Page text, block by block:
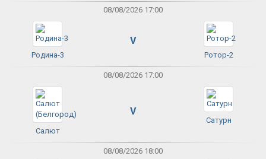
08/08/2026 17:00
Родина-3
V
Ротор-2
08/08/2026 17:00
Салют
V
Сатурн
08/08/2026 18:00